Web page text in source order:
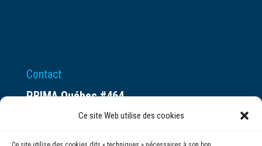
Ce site Web utilise des cookies
Contact
PRIMA Québec #464
Espace ax.c